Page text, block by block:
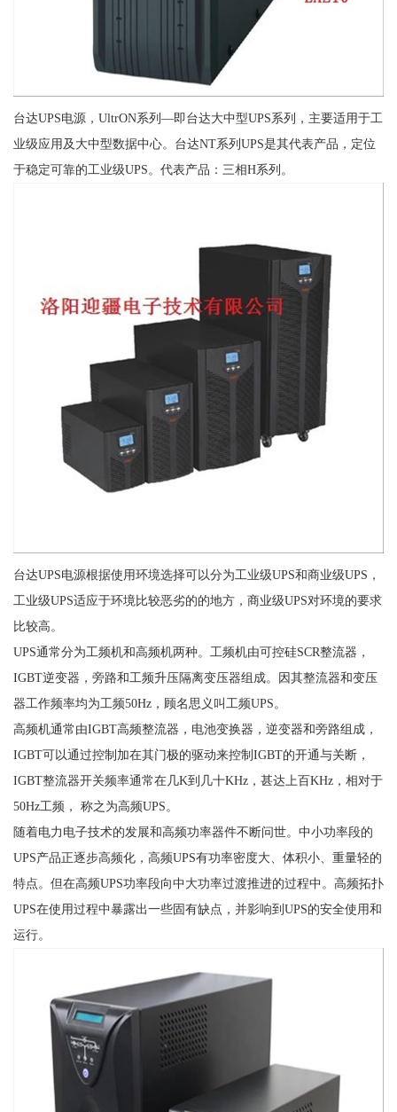
台达UPS电源，UltrON系列—即台达大中型UPS系列，主要适用于工
业级应用及大中型数据中心。台达NT系列UPS是其代表产品，定位
于稳定可靠的工业级UPS。代表产品：三相H系列。
台达UPS电源根据使用环境选择可以分为工业级UPS和商业级UPS，
工业级UPS适应于环境比较恶劣的的地方，商业级UPS对环境的要求
比较高。
UPS通常分为工频机和高频机两种。工频机由可控硅SCR整流器，
IGBT逆变器，旁路和工频升压隔离变压器组成。因其整流器和变压
器工作频率均为工频50Hz，顾名思义叫工频UPS。
高频机通常由IGBT高频整流器，电池变换器，逆变器和旁路组成，
IGBT可以通过控制加在其门极的驱动来控制IGBT的开通与关断，
IGBT整流器开关频率通常在几K到几十KHz，甚达上百KHz，相对于
50Hz工频， 称之为高频UPS。
随着电力电子技术的发展和高频功率器件不断问世。中小功率段的
UPS产品正逐步高频化，高频UPS有功率密度大、体积小、重量轻的
特点。但在高频UPS功率段向中大功率过渡推进的过程中。高频拓扑
UPS在使用过程中暴露出一些固有缺点，并影响到UPS的安全使用和
运行。